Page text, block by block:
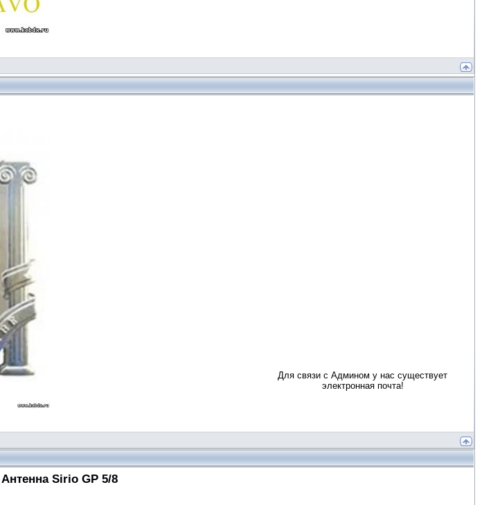
Антенна Sirio GP 5/8
Для связи с Админом у нас существует
электронная почта!